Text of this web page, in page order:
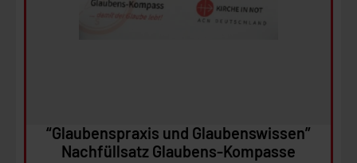
“Glaubenspraxis und Glaubenswissen”
Nachfüllsatz Glaubens-Kompasse